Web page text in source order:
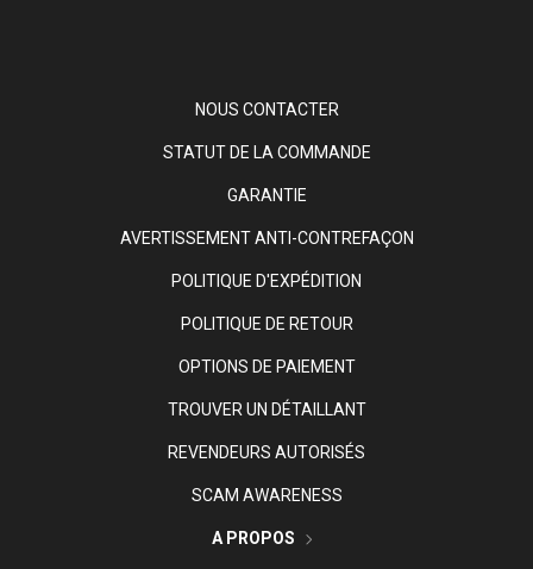
NOUS CONTACTER
STATUT DE LA COMMANDE
GARANTIE
AVERTISSEMENT ANTI-CONTREFAÇON
POLITIQUE D'EXPÉDITION
POLITIQUE DE RETOUR
OPTIONS DE PAIEMENT
TROUVER UN DÉTAILLANT
REVENDEURS AUTORISÉS
SCAM AWARENESS
A PROPOS